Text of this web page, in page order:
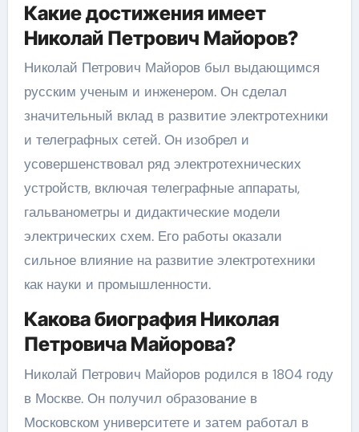
Какие достижения имеет
Николай Петрович Майоров?
Николай Петрович Майоров был выдающимся
русским ученым и инженером. Он сделал
значительный вклад в развитие электротехники
и телеграфных сетей. Он изобрел и
усовершенствовал ряд электротехнических
устройств, включая телеграфные аппараты,
гальванометры и дидактические модели
электрических схем. Его работы оказали
сильное влияние на развитие электротехники
как науки и промышленности.
Какова биография Николая
Петровича Майорова?
Николай Петрович Майоров родился в 1804 году
в Москве. Он получил образование в
Московском университете и затем работал в